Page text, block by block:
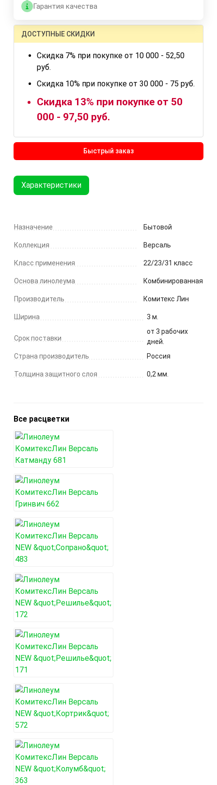
Гарантия качества
ДОСТУПНЫЕ СКИДКИ
Скидка 7% при покупке от 10 000 - 52,50
руб.
Скидка 10% при покупке от 30 000 - 75 руб.
Скидка 13% при покупке от 50
000 - 97,50 руб.
Быстрый заказ
Характеристики
Назначение Бытовой
Коллекция Версаль
Класс применения 22/23/31 класс
Основа линолеума Комбинированная
Производитель Комитекс Лин
Ширина 3 м.
Срок поставки
от 3 рабочих
дней.
Страна производитель
Россия
Толщина защитного слоя 0,2 мм.
Все расцветки